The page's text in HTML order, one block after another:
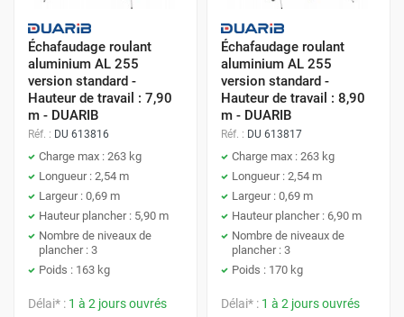
Échafaudage roulant
aluminium AL 255
version standard -
Hauteur de travail : 7,90
m - DUARIB
Réf. : DU 613816
Charge max : 263 kg
Longueur : 2,54 m
Largeur : 0,69 m
Hauteur plancher : 5,90 m
Nombre de niveaux de
plancher : 3
Poids : 163 kg
Délai* : 1 à 2 jours ouvrés
Échafaudage roulant
aluminium AL 255
version standard -
Hauteur de travail : 8,90
m - DUARIB
Réf. : DU 613817
Charge max : 263 kg
Longueur : 2,54 m
Largeur : 0,69 m
Hauteur plancher : 6,90 m
Nombre de niveaux de
plancher : 3
Poids : 170 kg
Délai* : 1 à 2 jours ouvrés